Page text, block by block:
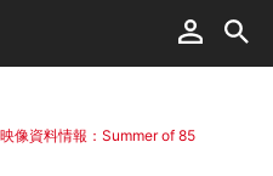
映像資料情報：Summer of 85